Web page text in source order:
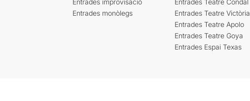
Entrades improvisació
Entrades monòlegs
Entrades Teatre Condal
Entrades Teatre Victòria
Entrades Teatre Apolo
Entrades Teatre Goya
Entrades Espai Texas